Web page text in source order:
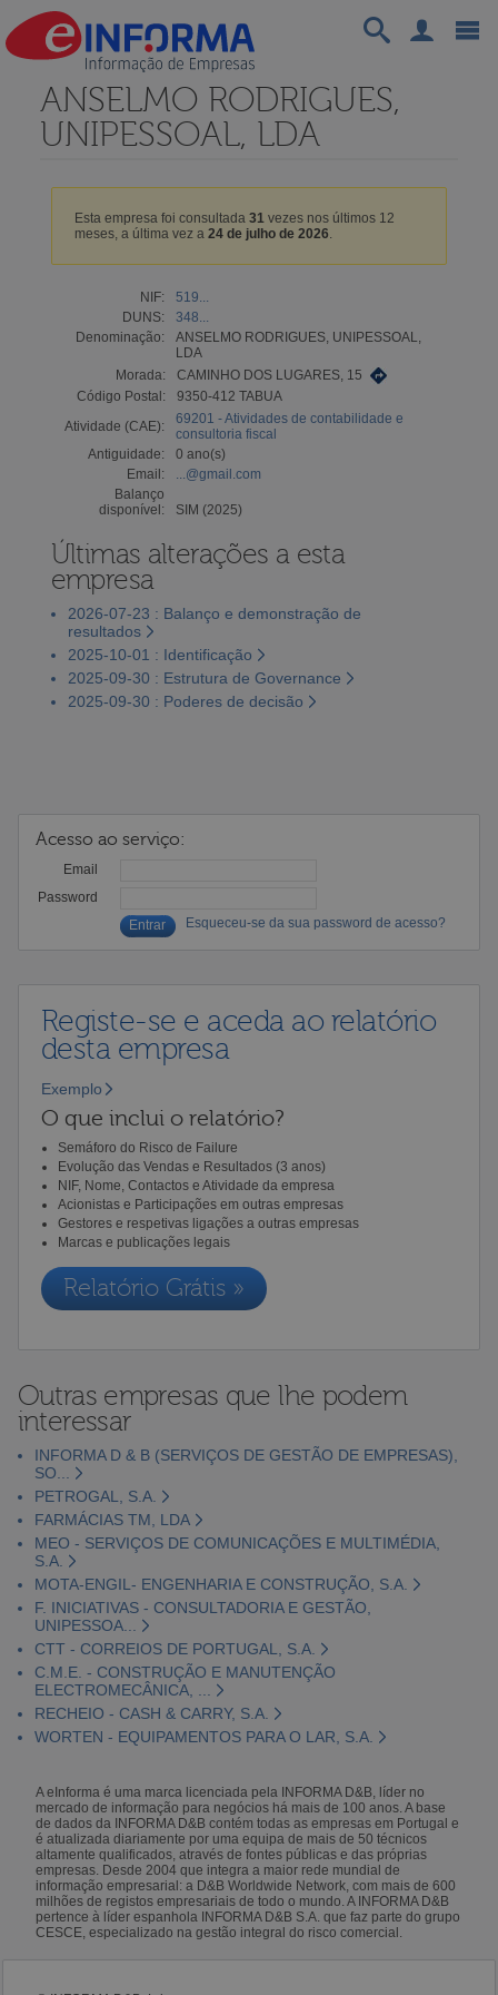
ANSELMO RODRIGUES,
UNIPESSOAL, LDA
Esta empresa foi consultada 31vezes nos últimos 12
meses, a última vez a 24 de julho de 2026.
NIF:
519...
DUNS:
348...
Denominação:
ANSELMO RODRIGUES, UNIPESSOAL,
LDA
Morada:
CAMINHO DOS LUGARES, 15
Código Postal:
9350-412 TABUA
Atividade (CAE):
69201 - Atividades de contabilidade e
consultoria fiscal
Antiguidade:
0 ano(s)
Email:
...@gmail.com
Balanço
disponível:
SIM (2025)
Últimas alterações a esta
empresa
2026-07-23 : Balanço e demonstração de
resultados
2025-10-01 : Identificação
2025-09-30 : Estrutura de Governance
2025-09-30 : Poderes de decisão
Acesso ao serviço:
Email
Password
Esqueceu-se da sua password de acesso?
Registe-se e aceda ao relatório
desta empresa
Exemplo
O que inclui o relatório?
Semáforo do Risco de Failure
Evolução das Vendas e Resultados (3 anos)
NIF, Nome, Contactos e Atividade da empresa
Acionistas e Participações em outras empresas
Gestores e respetivas ligações a outras empresas
Marcas e publicações legais
Relatório Grátis »
Outras empresas que lhe podem
interessar
INFORMA D & B (SERVIÇOS DE GESTÃO DE EMPRESAS),
SO...
PETROGAL, S.A.
FARMÁCIAS TM, LDA
MEO - SERVIÇOS DE COMUNICAÇÕES E MULTIMÉDIA,
S.A.
MOTA-ENGIL- ENGENHARIA E CONSTRUÇÃO, S.A.
F. INICIATIVAS - CONSULTADORIA E GESTÃO,
UNIPESSOA...
CTT - CORREIOS DE PORTUGAL, S.A.
C.M.E. - CONSTRUÇÃO E MANUTENÇÃO
ELECTROMECÂNICA, ...
RECHEIO - CASH & CARRY, S.A.
WORTEN - EQUIPAMENTOS PARA O LAR, S.A.
A eInforma é uma marca licenciada pela INFORMA D&B, líder no
mercado de informação para negócios há mais de 100 anos. A base
de dados da INFORMA D&B contém todas as empresas em Portugal e
é atualizada diariamente por uma equipa de mais de 50 técnicos
altamente qualificados, através de fontes públicas e das próprias
empresas. Desde 2004 que integra a maior rede mundial de
informação empresarial: a D&B Worldwide Network, com mais de 600
milhões de registos empresariais de todo o mundo. A INFORMA D&B
pertence à líder espanhola INFORMA D&B S.A. que faz parte do grupo
CESCE, especializado na gestão integral do risco comercial.